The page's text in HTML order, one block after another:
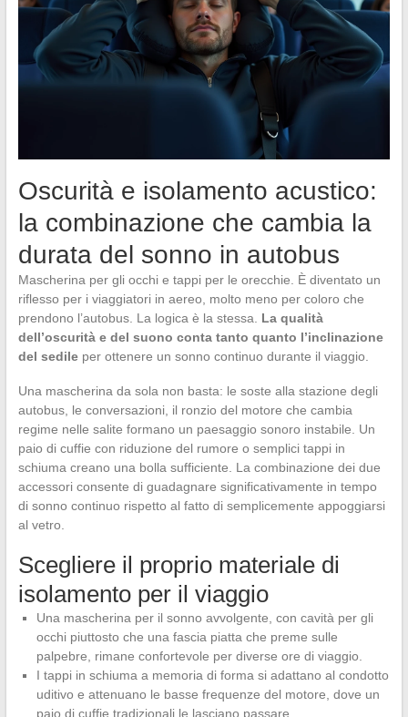
Oscurità e isolamento acustico:
la combinazione che cambia la
durata del sonno in autobus
Mascherina per gli occhi e tappi per le orecchie. È diventato un
riflesso per i viaggiatori in aereo, molto meno per coloro che
prendono l’autobus. La logica è la stessa. La qualità
dell’oscurità e del suono conta tanto quanto l’inclinazione
del sedileper ottenere un sonno continuo durante il viaggio.
Una mascherina da sola non basta: le soste alla stazione degli
autobus, le conversazioni, il ronzio del motore che cambia
regime nelle salite formano un paesaggio sonoro instabile. Un
paio di cuffie con riduzione del rumore o semplici tappi in
schiuma creano una bolla sufficiente. La combinazione dei due
accessori consente di guadagnare significativamente in tempo
di sonno continuo rispetto al fatto di semplicemente appoggiarsi
al vetro.
Scegliere il proprio materiale di
isolamento per il viaggio
Una mascherina per il sonno avvolgente, con cavità per gli
occhi piuttosto che una fascia piatta che preme sulle
palpebre, rimane confortevole per diverse ore di viaggio.
I tappi in schiuma a memoria di forma si adattano al condotto
uditivo e attenuano le basse frequenze del motore, dove un
paio di cuffie tradizionali le lasciano passare.